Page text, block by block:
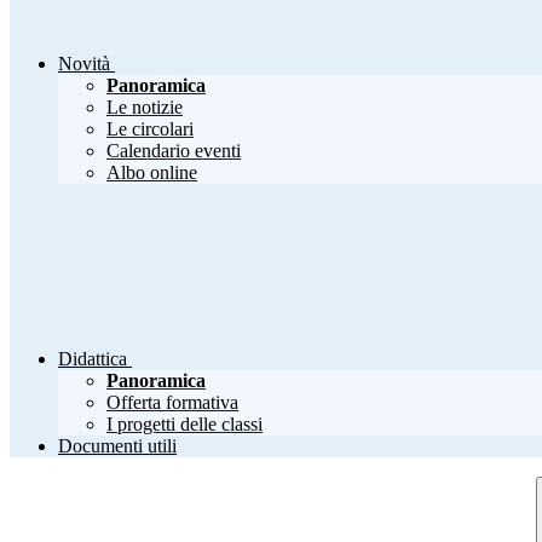
Novità
Panoramica
Le notizie
Le circolari
Calendario eventi
Albo online
Didattica
Panoramica
Offerta formativa
I progetti delle classi
Documenti utili